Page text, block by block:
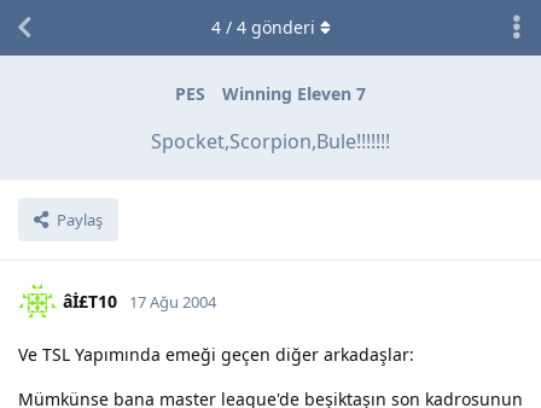
PES Winning Eleven 7
Spocket,Scorpion,Bule!!!!!!!
Paylaş
4/ 4gönderi
âİ£T10 17 Ağu 2004
Ve TSL Yapımında emeği geçen diğer arkadaşlar:
Mümkünse bana master league'de beşiktaşın son kadrosunun